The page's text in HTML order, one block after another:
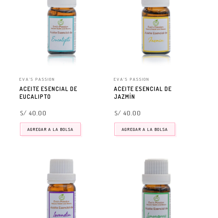
EVA'S PASSION
ACEITE ESENCIAL DE
EUCALIPTO
S/ 40.00
AGREGAR A LA BOLSA
EVA'S PASSION
ACEITE ESENCIAL DE
JAZMÍN
S/ 40.00
AGREGAR A LA BOLSA